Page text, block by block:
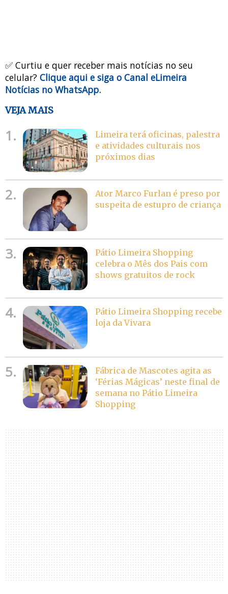
✅ Curtiu e quer receber mais notícias no seu
celular? Clique aqui e siga o Canal eLimeira
Notícias no WhatsApp.
VEJA MAIS
1.
Limeira terá oficinas, palestra
e atividades culturais nos
próximos dias
2.
Ator Marco Furlan é preso por
suspeita de estupro de criança
3.
Pátio Limeira Shopping
celebra o Mês dos Pais com
shows gratuitos de rock
4.
Pátio Limeira Shopping recebe
loja da Vivara
5.
Fábrica de Mascotes agita as
‘Férias Mágicas’ neste final de
semana no Pátio Limeira
Shopping